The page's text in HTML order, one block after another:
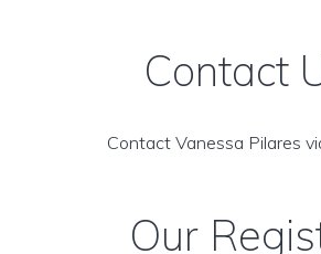
Contact
Contact Vanessa Pilares
Our